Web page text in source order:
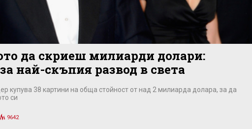
да скриеш милиарди долари:
най-скъпия развод в света
купува 38 картини на обща стойност от над 2 милиарда долара, за да
си
9642
Уверен Арда надигра и
занули Дунав
Георги Иванов: Вече има
4 или 5 отбора, които
дърпат нивото в
Левски отнесе солидна